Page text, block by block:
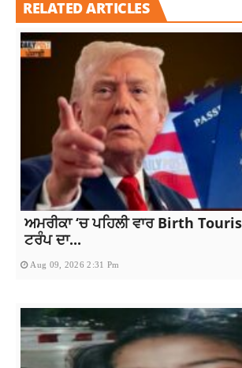
RELATED ARTICLES
ਅਮਰੀਕਾ ‘ਚ ਪਹਿਲੀ ਵਾਰ Birth
ਟਰੰਪ ਦਾ...
Aug 09, 2026 2:31 Pm